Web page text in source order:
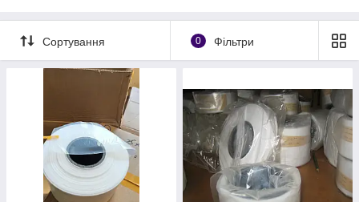
цьому матеріалу властивостями - електроізоляційними,
антиадгезійними, термомеханічними, хімічними.
Сортування 0 Фільтри